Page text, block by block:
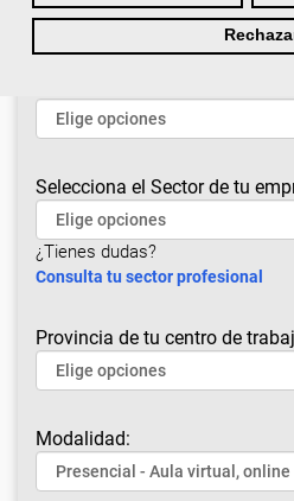
Selecciona el Sector de tu
¿Tienes dudas?
Consulta tu sector profesional
Provincia de tu centro de
Modalidad: